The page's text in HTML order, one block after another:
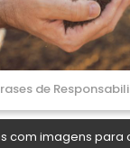
de
com imagens para